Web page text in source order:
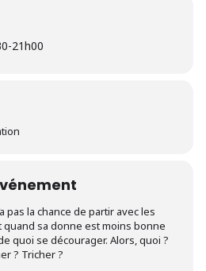
-21h00
pas la chance de partir avec les
quand sa donne est moins bonne
quoi se décourager. Alors, quoi ?
? Tricher ?